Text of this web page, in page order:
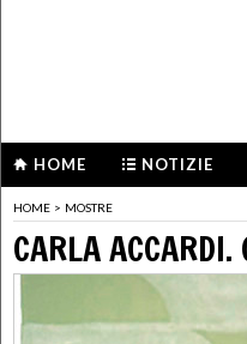
HOME NOTIZIE
HOME > MOSTRE
CARLA